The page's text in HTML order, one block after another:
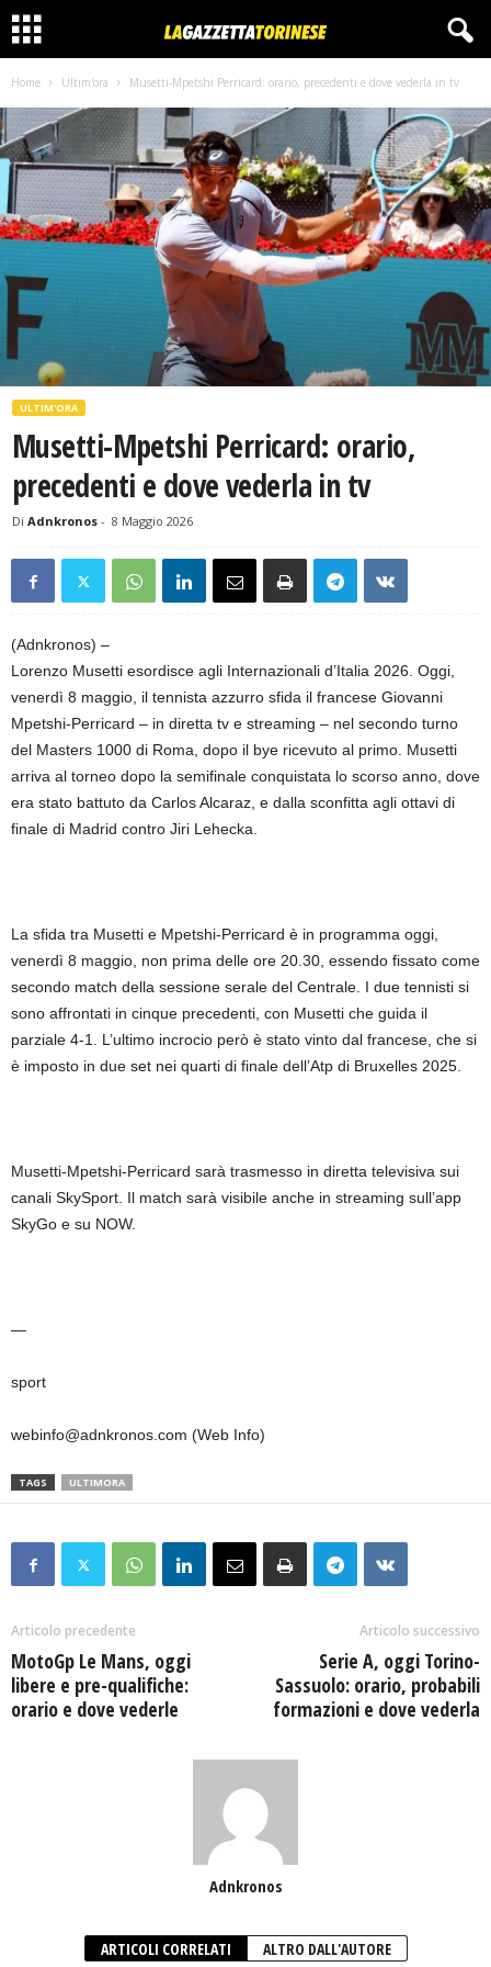
Home Ultim'ora Musetti-Mpetshi Perricard: orario, precedenti e dove vederla in tv
ULTIM'ORA
Musetti-Mpetshi Perricard: orario,
precedenti e dove vederla in tv
Di Adnkronos - 8 Maggio 2026
(Adnkronos) –
Lorenzo Musetti esordisce agli Internazionali d’Italia 2026. Oggi,
venerdì 8 maggio, il tennista azzurro sfida il francese Giovanni
Mpetshi-Perricard – in diretta tv e streaming – nel secondo turno
del Masters 1000 di Roma, dopo il bye ricevuto al primo. Musetti
arriva al torneo dopo la semifinale conquistata lo scorso anno, dove
era stato battuto da Carlos Alcaraz, e dalla sconfitta agli ottavi di
finale di Madrid contro Jiri Lehecka.
La sfida tra Musetti e Mpetshi-Perricard è in programma oggi,
venerdì 8 maggio, non prima delle ore 20.30, essendo fissato come
secondo match della sessione serale del Centrale. I due tennisti si
sono affrontati in cinque precedenti, con Musetti che guida il
parziale 4-1. L’ultimo incrocio però è stato vinto dal francese, che si
è imposto in due set nei quarti di finale dell’Atp di Bruxelles 2025.
Musetti-Mpetshi-Perricard sarà trasmesso in diretta televisiva sui
canali SkySport. Il match sarà visibile anche in streaming sull’app
SkyGo e su NOW.
—
sport
webinfo@adnkronos.com (Web Info)
TAGS ULTIMORA
Articolo precedente
MotoGp Le Mans, oggi
libere e pre-qualifiche:
orario e dove vederle
Articolo successivo
Serie A, oggi Torino-
Sassuolo: orario, probabili
formazioni e dove vederla
Adnkronos
ARTICOLI CORRELATI ALTRO DALL'AUTORE